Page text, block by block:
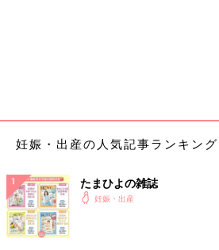
妊娠・出産の人気記事ランキング
たまひよの雑誌
妊娠・出産